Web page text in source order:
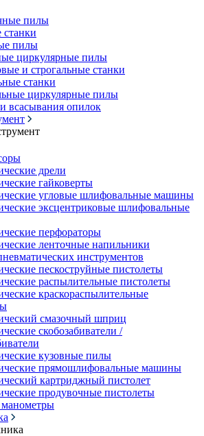
пилы
станки
пилы
циркулярные пилы
и строгальные станки
станки
циркулярные пилы
всасывания опилок
дрели
гайковерты
угловые шлифовальные машины
эксцентриковые шлифовальные
перфораторы
ленточные напильники
инструментов
пескоструйные пистолеты
распылительные пистолеты
краскораспылительные
смазочный шприц
скобозабиватели /
кузовные пилы
прямошлифовальные машины
картриджный пистолет
продувочные пистолеты